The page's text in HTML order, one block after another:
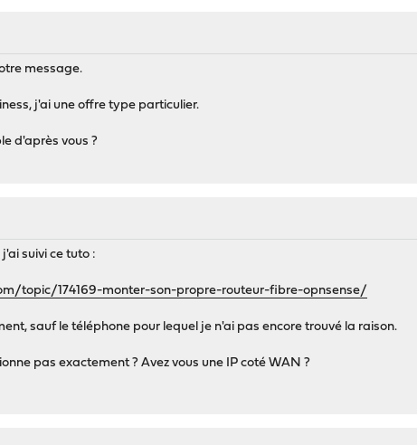
message.
j'ai une offre type particulier.
d'après vous ?
suivi ce tuto :
topic/174169-monter-son-propre-routeur-fibre-opnsense/
sauf le téléphone pour lequel je n'ai pas encore trouvé la raison.
pas exactement ? Avez vous une IP coté WAN ?